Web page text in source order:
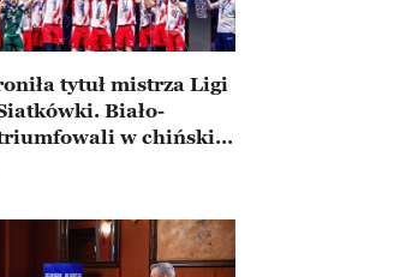
tytuł mistrza Ligi
Biało-
w chińskim